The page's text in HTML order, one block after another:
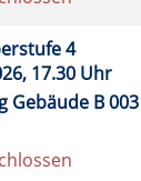
4
17.30 Uhr
Gebäude B 003